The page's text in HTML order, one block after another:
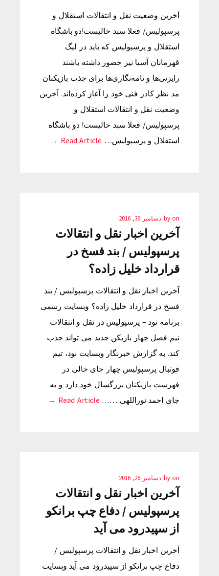
آخرین وضعیت نقل و انتقالات استقلال و
پرسپولیس/ فعلا سبد خالیست!دو باشگاه
استقلال و پرسپولیس که باید در لیگ
قهرمانان آسیا نیز حضور داشته باشند
رایزنی‌ها و نامه‌نگاری‌ها برای جذب بازیکنان
مد نظر کادر فنی خود را آغاز کرده‌اند. آخرین
وضعیت نقل و انتقالات استقلال و
پرسپولیس/ فعلا سبد خالیست! دو باشگاه
استقلال و پرسپولیس… Read Article →
by on دسامبر 30, 2016
آخرین اخبار نقل و انتقالات
پرسپولیس / بند فسخ در
قرارداد خلیل زاده؟
آخرین اخبار نقل و انتقالات پرسپولیس / بند
فسخ در قرارداد خلیل زاده؟ وبسایت رسمی
برنامه نود – پرسپولیس در نقل و انتقالات
نیم فصل چهار بازیکن جدید می تواند جذب
کند. به گزارش خبرنگار وبسایت نود، تیم
فوتبال پرسپولیس چهار جای خالی در
فهرست بازیکنان بزرگسال خود دارد و به
جای احمد نوراللهی …… Read Article →
by on دسامبر 26, 2016
آخرین اخبار نقل و انتقالات
پرسپولیس / دفاع چپ برانکو
از سپیدرود می آید
آخرین اخبار نقل و انتقالات پرسپولیس /
دفاع چپ برانکو از سپیدرود می آید وبسایت